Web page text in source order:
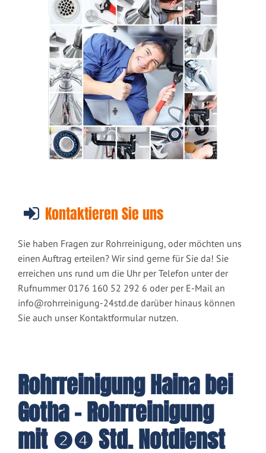
Kontaktieren Sie uns
Sie haben Fragen zur Rohrreinigung, oder möchten uns
einen Auftrag erteilen? Wir sind gerne für Sie da! Sie
erreichen uns rund um die Uhr per Telefon unter der
Rufnummer 0176 160 52 292 6 oder per E-Mail an
info@rohrreinigung-24std.de darüber hinaus können
Sie auch unser Kontaktformular nutzen.
Rohrreinigung Haina bei
Gotha - Rohrreinigung
mit ❷❹ Std. Notdienst